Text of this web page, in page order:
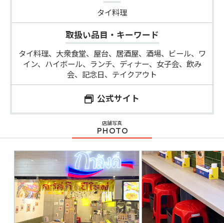
タイ料理
取扱い品目・キーワード
タイ料理、大衆食堂、屋台、居酒屋、酒場、ビール、ワ
イン、ハイボール、ランチ、ディナー、女子会、飲み
会、記念日、テイクアウト
公式サイト
店舗写真